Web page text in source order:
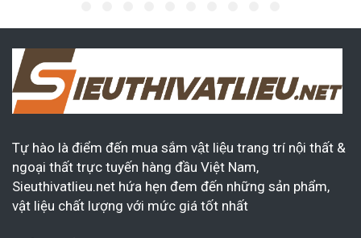
Tự hào là điểm đến mua sắm vật liệu trang trí nội thất &
ngoại thất trực tuyến hàng đầu Việt Nam,
Sieuthivatlieu.net hứa hẹn đem đến những sản phẩm,
vật liệu chất lượng với mức giá tốt nhất